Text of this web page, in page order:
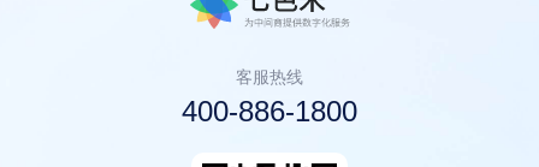
客服热线
400-886-1800